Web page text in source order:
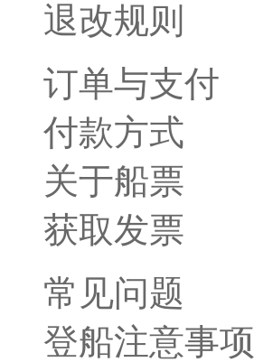
退改规则
订单与支付
付款方式
关于船票
获取发票
常见问题
登船注意事项